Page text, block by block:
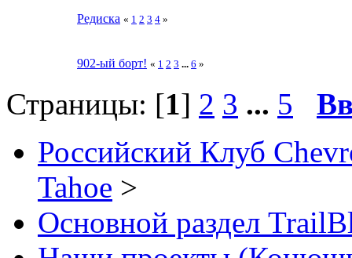
Редиска « 1 2 3 4 »
902-ый борт! « 1 2 3 ... 6 »
Страницы: [1] 2 3 ... 5
Российский Клуб
Tahoe >
Основной раздел